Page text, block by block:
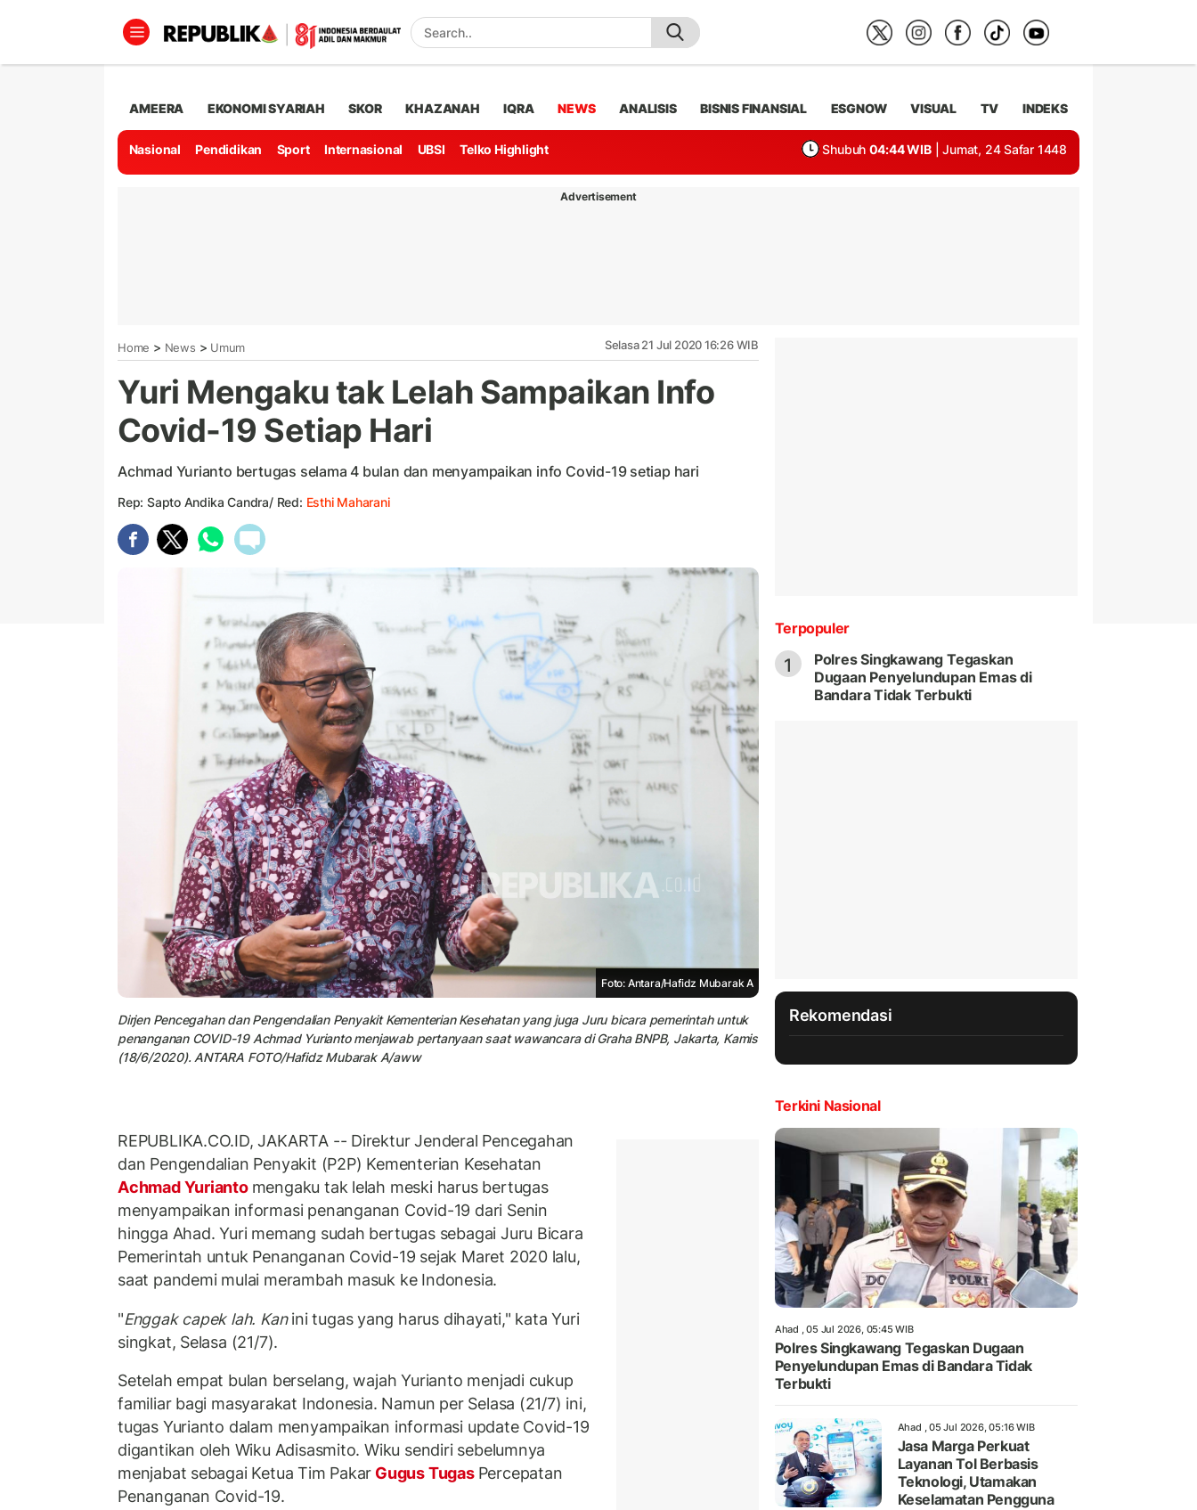
AMEERA EKONOMI SYARIAH SKOR KHAZANAH IQRA NEWS ANALISIS BISNIS FINANSIAL ESGNOW VISUAL TV INDEKS
Nasional Pendidikan Sport Internasional UBSI Telko Highlight Shubuh 04:44 WIB | Jumat, 24 Safar 1448
Advertisement
Home > News > Umum Selasa 21 Jul 2020 16:26 WIB
Yuri Mengaku tak Lelah Sampaikan Info
Covid-19 Setiap Hari
Achmad Yurianto bertugas selama 4 bulan dan menyampaikan info Covid-19 setiap hari
Rep: Sapto Andika Candra/ Red: Esthi Maharani
Foto: Antara/Hafidz Mubarak A
Dirjen Pencegahan dan Pengendalian Penyakit Kementerian Kesehatan yang juga Juru bicara pemerintah untuk
penanganan COVID-19 Achmad Yurianto menjawab pertanyaan saat wawancara di Graha BNPB, Jakarta, Kamis
(18/6/2020). ANTARA FOTO/Hafidz Mubarak A/aww
REPUBLIKA.CO.ID, JAKARTA -- Direktur Jenderal Pencegahan
dan Pengendalian Penyakit (P2P) Kementerian Kesehatan
Achmad Yurianto mengaku tak lelah meski harus bertugas
menyampaikan informasi penanganan Covid-19 dari Senin
hingga Ahad. Yuri memang sudah bertugas sebagai Juru Bicara
Pemerintah untuk Penanganan Covid-19 sejak Maret 2020 lalu,
saat pandemi mulai merambah masuk ke Indonesia.
"Enggak capek lah. Kanini tugas yang harus dihayati," kata Yuri
singkat, Selasa (21/7).
Setelah empat bulan berselang, wajah Yurianto menjadi cukup
familiar bagi masyarakat Indonesia. Namun per Selasa (21/7) ini,
tugas Yurianto dalam menyampaikan informasi update Covid-19
digantikan oleh Wiku Adisasmito. Wiku sendiri sebelumnya
menjabat sebagai Ketua Tim Pakar Gugus Tugas Percepatan
Penanganan Covid-19.
Terpopuler
1
Polres Singkawang Tegaskan
Dugaan Penyelundupan Emas di
Bandara Tidak Terbukti
Rekomendasi
Terkini Nasional
Ahad , 05 Jul 2026, 05:45 WIB
Polres Singkawang Tegaskan Dugaan
Penyelundupan Emas di Bandara Tidak
Terbukti
Ahad , 05 Jul 2026, 05:16 WIB
Jasa Marga Perkuat
Layanan Tol Berbasis
Teknologi, Utamakan
Keselamatan Pengguna